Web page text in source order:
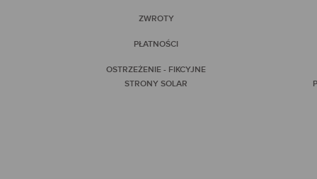
ZWROTY
PŁATNOŚCI
OSTRZEŻENIE - FIKCYJNE
STRONY SOLAR